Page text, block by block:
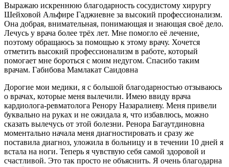
Выражаю искреннюю благодарность сосудистому хирургу
Шейховой Альфире Гаджиевне за высокий профессионализм.
Она добрая, внимательная, понимающая и знающая своё дело.
Лечусь у врача более трёх лет. Мне помогло её лечение,
поэтому обращаюсь за помощью к этому врачу. Хочется
отметить высокий профессионализм в работе, который
помогает мне бороться с моим недугом. Спасибо таким
врачам. Габибова Мамлакат Саидовна
Дорогие мои медики, я с большой благодарностью отзываюсь
о врачах, которые меня вылечили. Имею ввиду врача
кардиолога-ревматолога Ренору Назаралиеву. Меня привели
буквально на руках и не ожидала я, что избавлюсь, можно
сказать вылечусь от этой болезни. Ренора Багаутдиновна
моментально начала меня диагностировать и сразу же
поставила диагноз, уложила в больницу и в течении 10 дней я
встала на ноги. Теперь я чувствую себя самой здоровой и
счастливой. Это так просто не объяснить. Я очень благодарна